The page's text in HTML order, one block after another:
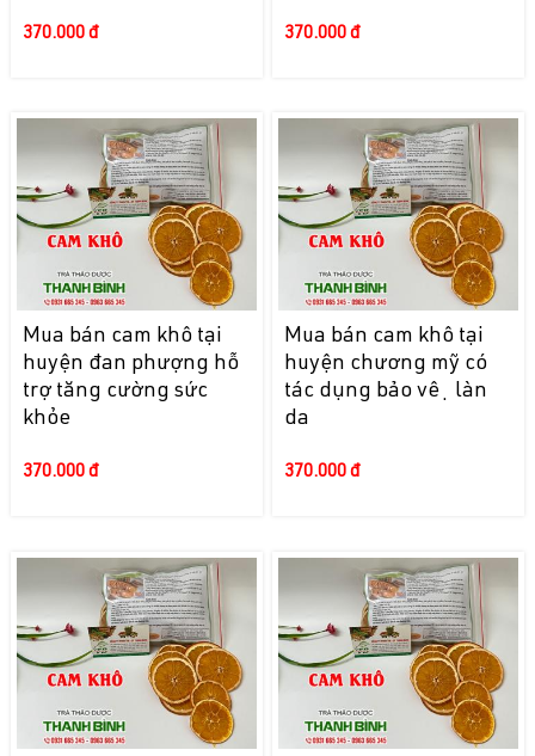
370.000 đ 370.000 đ
Mua bán cam khô tại
huyện đan phượng hỗ
trợ tăng cường sức
khỏe
370.000 đ
Mua bán cam khô tại
huyện chương mỹ có
tác dụng bảo vệ làn
da
370.000 đ